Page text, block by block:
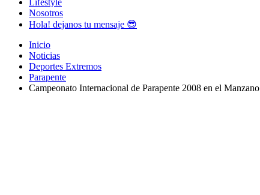
Lifestyle
Nosotros
Hola! dejanos tu mensaje 😎
Inicio
Noticias
Deportes Extremos
Parapente
Campeonato Internacional de Parapente 2008 en el Manzano